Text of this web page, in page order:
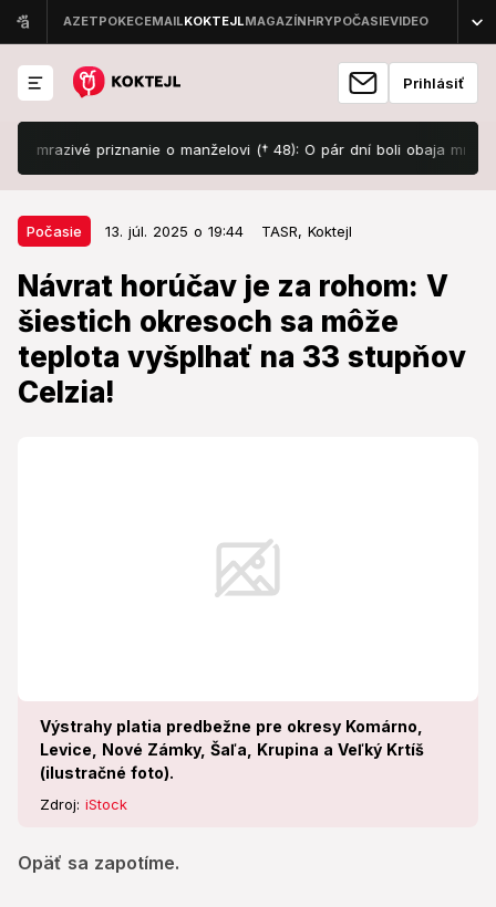
Prihlásiť
priznanie o manželovi († 48): O pár dní boli obaja mŕtvi!
Počasie 13. júl. 2025 o 19:44 TASR, Koktejl
Návrat horúčav je za rohom: V
šiestich okresoch sa môže
teplota vyšplhať na 33 stupňov
Celzia!
Výstrahy platia predbežne pre okresy Komárno,
Levice, Nové Zámky, Šaľa, Krupina a Veľký Krtíš
(ilustračné foto).
Zdroj: iStock
Opäť sa zapotíme.
Počasie 13. júl. 2025 o 19:44
Návrat horúčav je za rohom: V
šiestich okresoch sa môže teplota
vyšplhať na 33 stupňov Celzia!
Opäť sa zapotíme.